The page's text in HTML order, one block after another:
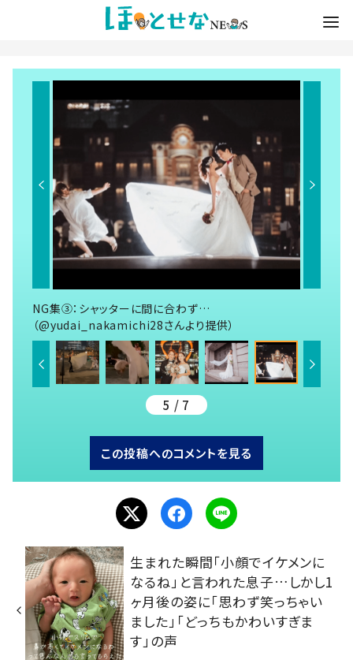
NG集③：シャッターに間に合わず…
（@yudai_nakamichi28さんより提供）
5 / 7
この投稿へのコメントを見る
生まれた瞬間「小顔でイケメンに
なるね」と言われた息子…しかし1
ヶ月後の姿に「思わず笑っちゃい
ました」「どっちもかわいすぎま
す」の声